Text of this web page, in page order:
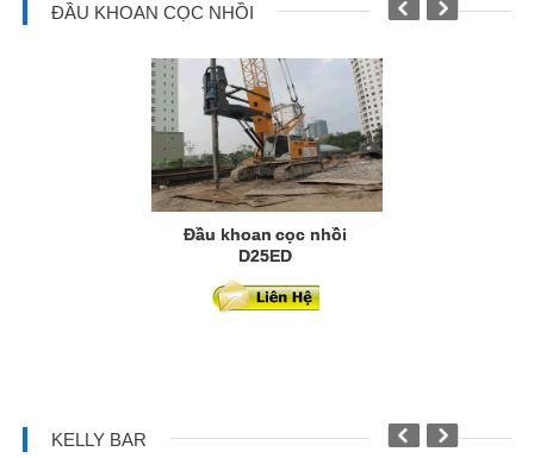
ĐẦU KHOAN CỌC NHỒI
Đầu khoan cọc nhồi
D25ED
KELLY BAR